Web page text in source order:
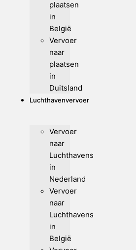
plaatsen
in
België
Vervoer
naar
plaatsen
in
Duitsland
Luchthavenvervoer
Vervoer
naar
Luchthavens
in
Nederland
Vervoer
naar
Luchthavens
in
België